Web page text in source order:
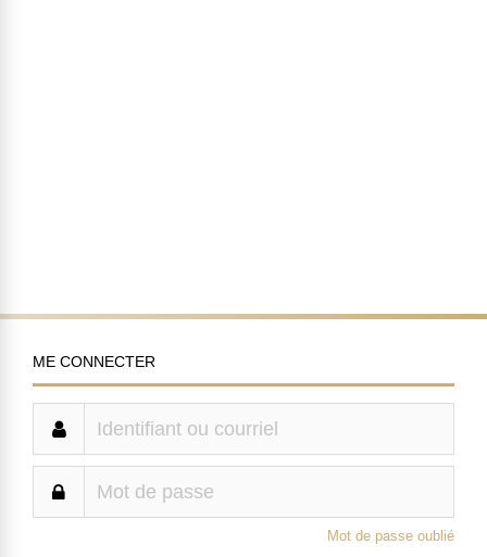
ME CONNECTER
Mot de passe oublié